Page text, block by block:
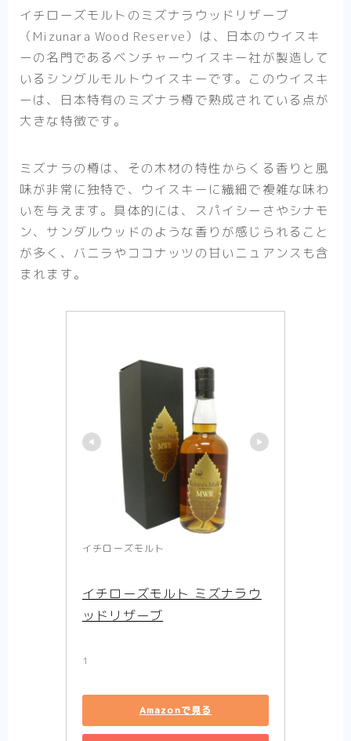
イチローズモルトのミズナラウッドリザーブ
（Mizunara Wood Reserve）は、日本のウイスキ
ーの名門であるベンチャーウイスキー社が製造して
いるシングルモルトウイスキーです。このウイスキ
ーは、日本特有のミズナラ樽で熟成されている点が
大きな特徴です。
ミズナラの樽は、その木材の特性からくる香りと風
味が非常に独特で、ウイスキーに繊細で複雑な味わ
いを与えます。具体的には、スパイシーさやシナモ
ン、サンダルウッドのような香りが感じられること
が多く、バニラやココナッツの甘いニュアンスも含
まれます。
イチローズモルト
イチローズモルト ミズナラウ
ッドリザーブ
1
Amazonで見る